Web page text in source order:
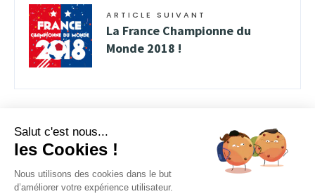
ARTICLE SUIVANT
La France Championne du
Monde 2018 !
Salut c'est nous...
les Cookies !
Nous utilisons des cookies dans le but
d’améliorer votre expérience utilisateur.